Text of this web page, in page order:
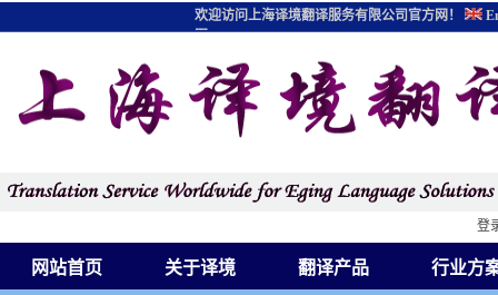
网站首页 关于译境 翻译产品 行业方
登
欢迎访问上海译境翻译服务有限公司官方网！
图